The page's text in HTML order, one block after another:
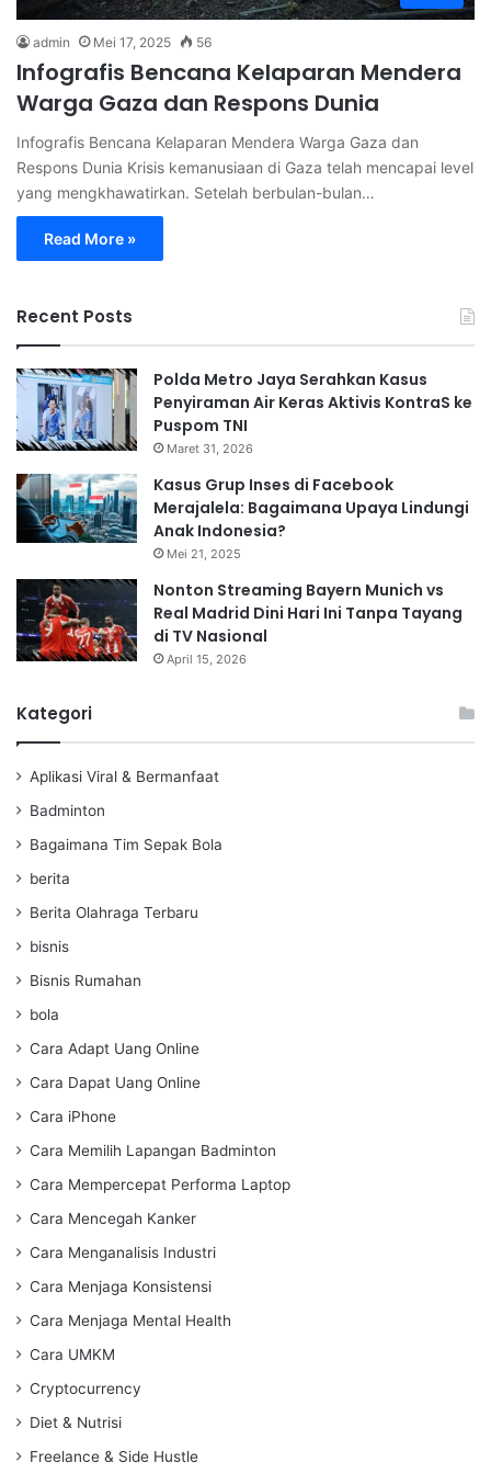
admin Mei 17, 2025 56
Infografis Bencana Kelaparan Mendera
Warga Gaza dan Respons Dunia
Infografis Bencana Kelaparan Mendera Warga Gaza dan
Respons Dunia Krisis kemanusiaan di Gaza telah mencapai level
yang mengkhawatirkan. Setelah berbulan-bulan…
Read More »
Recent Posts
Polda Metro Jaya Serahkan Kasus
Penyiraman Air Keras Aktivis KontraS ke
Puspom TNI
Maret 31, 2026
Kasus Grup Inses di Facebook
Merajalela: Bagaimana Upaya Lindungi
Anak Indonesia?
Mei 21, 2025
Nonton Streaming Bayern Munich vs
Real Madrid Dini Hari Ini Tanpa Tayang
di TV Nasional
April 15, 2026
Kategori
Aplikasi Viral & Bermanfaat
Badminton
Bagaimana Tim Sepak Bola
berita
Berita Olahraga Terbaru
bisnis
Bisnis Rumahan
bola
Cara Adapt Uang Online
Cara Dapat Uang Online
Cara iPhone
Cara Memilih Lapangan Badminton
Cara Mempercepat Performa Laptop
Cara Mencegah Kanker
Cara Menganalisis Industri
Cara Menjaga Konsistensi
Cara Menjaga Mental Health
Cara UMKM
Cryptocurrency
Diet & Nutrisi
Freelance & Side Hustle